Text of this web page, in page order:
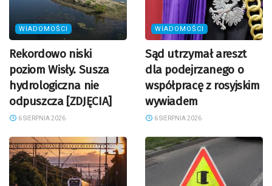
WIADOMOŚCI
Rekordowo niski
poziom Wisły. Susza
hydrologiczna nie
odpuszcza [ZDJĘCIA]
6 SIERPNIA 2026
WIADOMOŚCI
Sąd utrzymał areszt
dla podejrzanego o
współpracę z rosyjskim
wywiadem
6 SIERPNIA 2026